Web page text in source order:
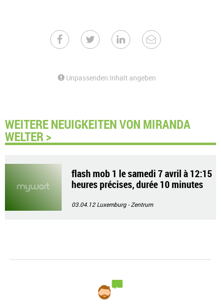
Unpassenden Inhalt angeben
WEITERE NEUIGKEITEN VON MIRANDA
WELTER >
flash mob 1 le samedi 7 avril à 12:15
heures précises, durée 10 minutes
03.04.12Luxemburg - Zentrum